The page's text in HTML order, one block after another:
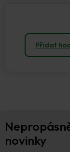
Přidat
novinky